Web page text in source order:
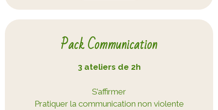
Pack Communication
3 ateliers de 2h
S’affirmer
Pratiquer la communication non violente